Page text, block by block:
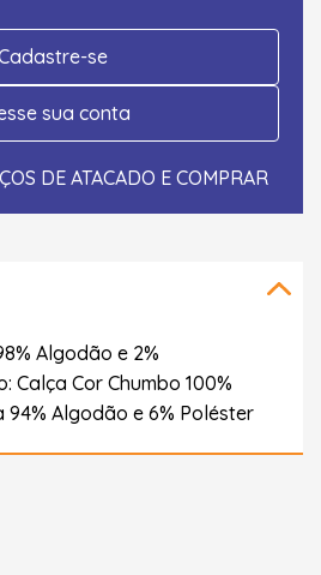
se
sua conta
DE ATACADO E COMPRAR
Algodão e 2%
Calça Cor Chumbo 100%
94% Algodão e 6% Poléster